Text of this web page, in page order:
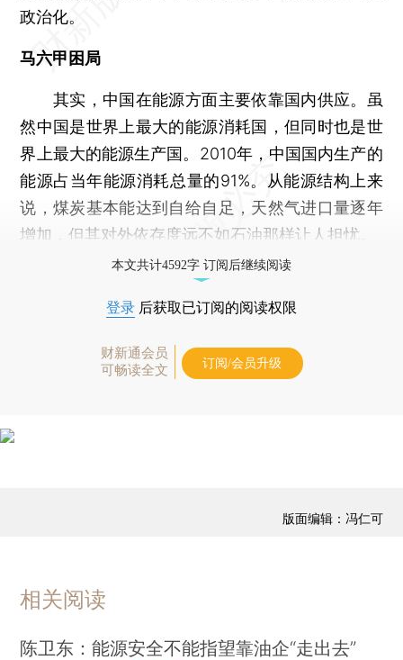
政治化。
马六甲困局
其实，中国在能源方面主要依靠国内供应。虽
然中国是世界上最大的能源消耗国，但同时也是世
界上最大的能源生产国。2010年，中国国内生产的
能源占当年能源消耗总量的91%。从能源结构上来
说，煤炭基本能达到自给自足，天然气进口量逐年
增加，但其对外依存度远不如石油那样让人担忧。
本文共计4592字 订阅后继续阅读
登录 后获取已订阅的阅读权限
财新通会员
可畅读全文
订阅/会员升级
版面编辑：冯仁可
相关阅读
陈卫东：能源安全不能指望靠油企“走出去”